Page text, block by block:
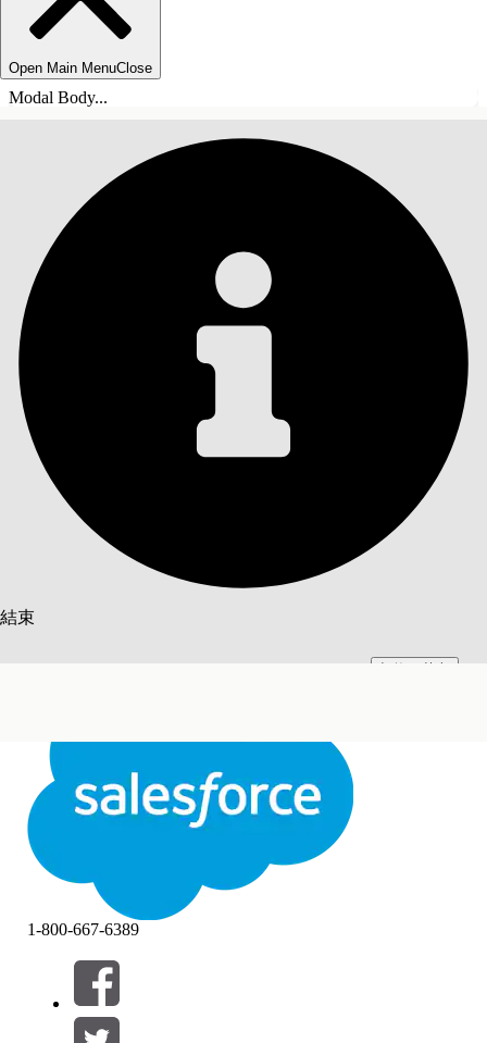
Open Main MenuClose
Modal Body...
結束
結束
目錄
篩選器 (0)
選取篩選
1-800-667-6389